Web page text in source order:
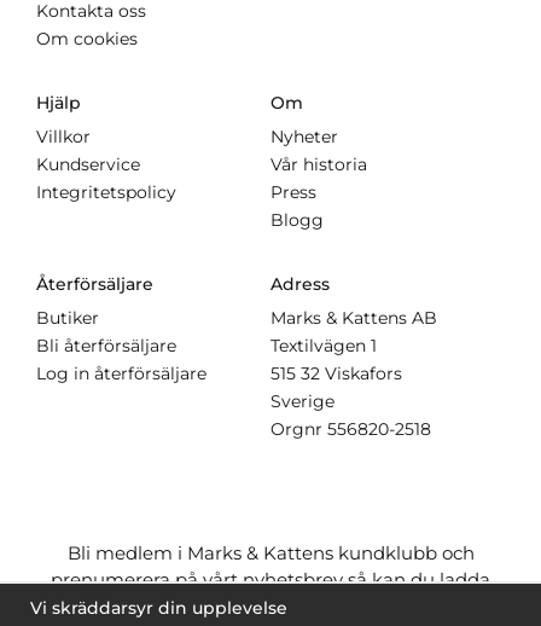
Kontakta oss
Om cookies
Hjälp
Villkor
Kundservice
Integritetspolicy
Om
Nyheter
Vår historia
Press
Blogg
Återförsäljare
Butiker
Bli återförsäljare
Log in återförsäljare
Adress
Marks & Kattens AB
Textilvägen 1
515 32 Viskafors
Sverige
Orgnr 556820-2518
Bli medlem i Marks & Kattens kundklubb och
prenumerera på vårt nyhetsbrev så kan du ladda
ner många mönstergratisoch få många
Vi skräddarsyr din upplevelse